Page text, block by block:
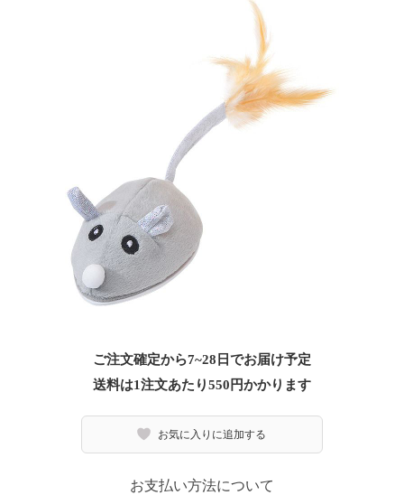
ご注文確定から7~28日でお届け予定
送料は1注文あたり550 円かかります
お気に入りに追加する
お支払い方法について